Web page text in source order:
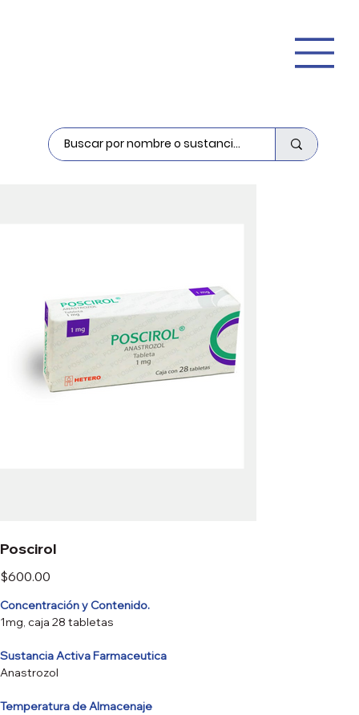
Poscirol
Precio
$600.00
Concentración y Contenido.
1mg, caja 28 tabletas
Sustancia Activa Farmaceutica
Anastrozol
Temperatura de Almacenaje